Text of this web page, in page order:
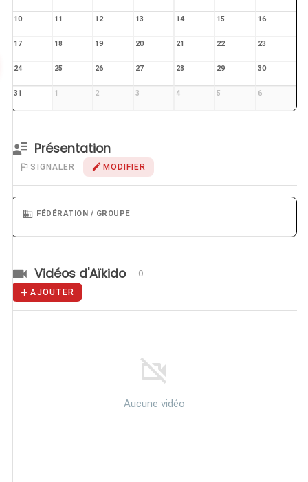
10 11 12 13 14 15 16
17 18 19 20 21 22 23
24 25 26 27 28 29 30
31 1 2 3 4 5 6
Présentation
SIGNALER MODIFIER
FÉDÉRATION / GROUPE
Vidéos d'Aïkido 0
AJOUTER
Aucune vidéo